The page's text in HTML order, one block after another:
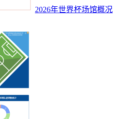
2026年世界杯场馆概况